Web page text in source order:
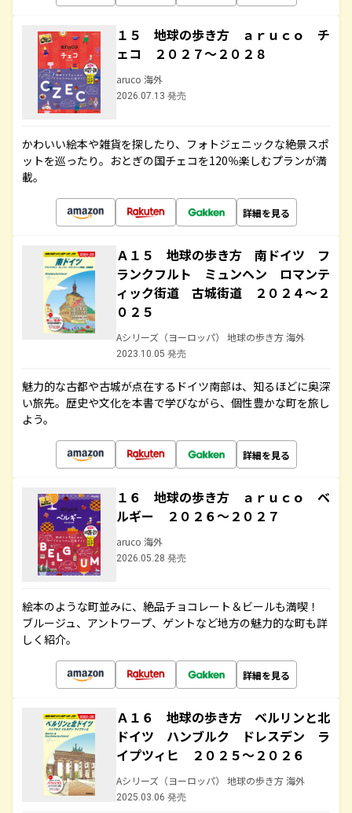
１５ 地球の歩き方 ａｒｕｃｏ チ
ェコ ２０２７～２０２８
aruco 海外
2026.07.13 発売
かわいい絵本や雑貨を探したり、フォトジェニックな絶景スポ
ットを巡ったり。おとぎの国チェコを120％楽しむプランが満
載。
詳細を見る
Ａ１５ 地球の歩き方 南ドイツ フ
ランクフルト ミュンヘン ロマンテ
ィック街道 古城街道 ２０２４～２
０２５
Aシリーズ（ヨーロッパ） 地球の歩き方 海外
2023.10.05 発売
魅力的な古都や古城が点在するドイツ南部は、知るほどに奥深
い旅先。歴史や文化を本書で学びながら、個性豊かな町を旅し
よう。
詳細を見る
１６ 地球の歩き方 ａｒｕｃｏ ベ
ルギー ２０２６～２０２７
aruco 海外
2026.05.28 発売
絵本のような町並みに、絶品チョコレート＆ビールも満喫！
ブルージュ、アントワープ、ゲントなど地方の魅力的な町も詳
しく紹介。
詳細を見る
Ａ１６ 地球の歩き方 ベルリンと北
ドイツ ハンブルク ドレスデン ラ
イプツィヒ ２０２５～２０２６
Aシリーズ（ヨーロッパ） 地球の歩き方 海外
2025.03.06 発売